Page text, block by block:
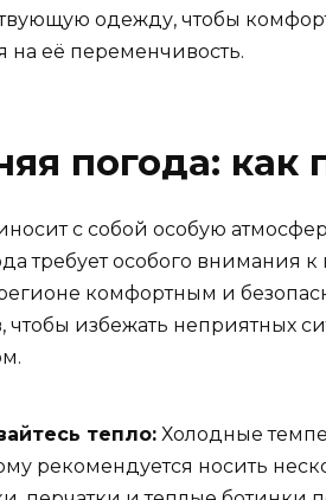
одежду, чтобы
на её переменчивость.
погода: как
с собой особую
требует особого внимания
комфортным и
чтобы избежать неприятных
тепло: Холодные
рекомендуется носить